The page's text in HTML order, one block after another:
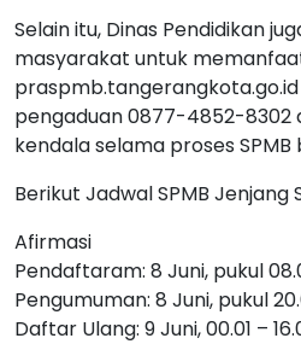
Selain itu, Dinas Pendidikan
masyarakat untuk
pengaduan 0877-4852-8302
kendala selama proses SPMB
Berikut Jadwal SPMB Jenjang
Afirmasi
Pendaftaram: 8 Juni, pukul
Pengumuman: 8 Juni, pukul
Daftar Ulang: 9 Juni, 00.01 –